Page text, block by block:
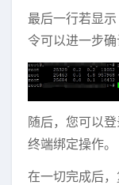
最后一行若显
令可以进一步确
随后，您可以
终端绑定操作。
在一切完成后